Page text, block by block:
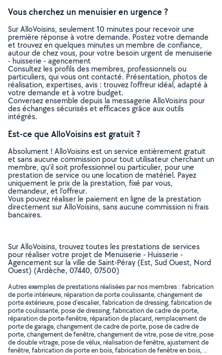
Vous cherchez un menuisier en urgence ?
Sur AlloVoisins, seulement 10 minutes pour recevoir une
première réponse à votre demande. Postez votre demande
et trouvez en quelques minutes un membre de confiance,
autour de chez vous, pour votre besoin urgent de menuiserie
- huisserie - agencement
Consultez les profils des membres, professionnels ou
particuliers, qui vous ont contacté. Présentation, photos de
réalisation, expertises, avis : trouvez l'offreur idéal, adapté à
votre demande et à votre budget.
Conversez ensemble depuis la messagerie AlloVoisins pour
des échanges sécurisés et efficaces grâce aux outils
intégrés.
Est-ce que AlloVoisins est gratuit ?
Absolument ! AlloVoisins est un service entièrement gratuit
et sans aucune commission pour tout utilisateur cherchant un
membre, qu’il soit professionnel ou particulier, pour une
prestation de service ou une location de matériel. Payez
uniquement le prix de la prestation, fixé par vous,
demandeur, et l’offreur.
Vous pouvez réaliser le paiement en ligne de la prestation
directement sur AlloVoisins, sans aucune commission ni frais
bancaires.
Sur AlloVoisins, trouvez toutes les prestations de services
pour réaliser votre projet de Menuiserie - Huisserie -
Agencement sur la ville de Saint-Péray (Est, Sud Ouest, Nord
Ouest) (Ardèche, 07440, 07500)
Autres exemples de prestations réalisées par nos membres : fabrication
de porte intérieure, réparation de porte coulissante, changement de
porte extérieure, pose d'escalier, fabrication de dressing, fabrication de
porte coulissante, pose de dressing, fabrication de cadre de porte,
réparation de porte-fenêtre, réparation de placard, remplacement de
porte de garage, changement de cadre de porte, pose de cadre de
porte, changement de fenêtre, changement de vitre, pose de vitre, pose
de double vitrage, pose de vélux, réalisation de fenêtre, ajustement de
fenêtre, fabrication de porte en bois, fabrication de fenêtre en bois, ..